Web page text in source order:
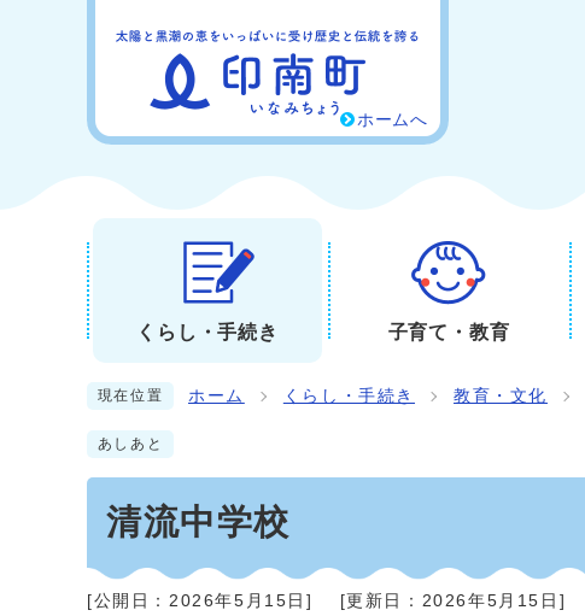
ホームへ
くらし・手続き 子育て・教育
現在位置 ホーム くらし・手続き 教育・文化
あしあと
清流中学校
[公開日： 2026年5月15日 ] [更新日： 2026年5月15日 ]